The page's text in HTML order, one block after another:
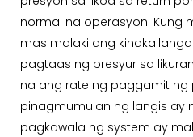
normal na operasyon. Kung
mas malaki ang
pagtaas ng presyur sa
na ang rate ng paggamit ng
pinagmumulan ng langis ay
pagkawala ng system ay